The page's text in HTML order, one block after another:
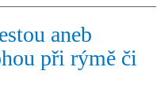
aneb
při rýmě či